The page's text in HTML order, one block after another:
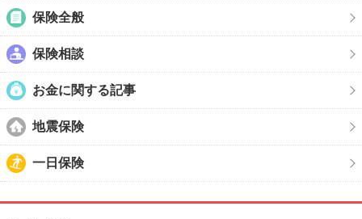
保険全般
保険相談
お金に関する記事
地震保険
一日保険